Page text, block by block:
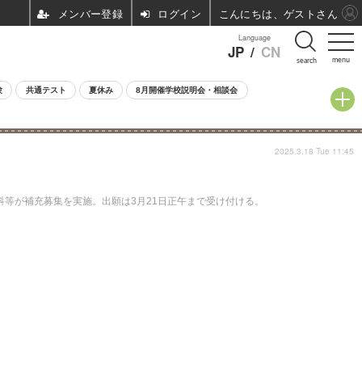
menu
Language
JP / CN search
共通テスト 夏休み 8月開催学校説明会・相談会
補充募集を実施。出願は3月21日正午まで受け付ける。
2025.3.18 Tue 11:45
ログイン こんにちは、ゲストさん